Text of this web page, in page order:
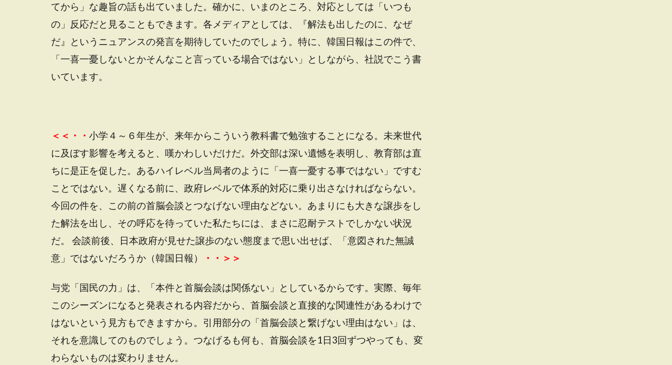
てから」な趣旨の話も出ていました。確かに、いまのところ、対応としては「いつも
の」反応だと見ることもできます。各メディアとしては、『解法も出したのに、なぜ
だ』というニュアンスの発言を期待していたのでしょう。特に、韓国日報はこの件で、
「一喜一憂しないとかそんなこと言っている場合ではない」としながら、社説でこう書
いています。
＜＜・・ 小学４～６年生が、来年からこういう教科書で勉強することになる。未来世代
に及ぼす影響を考えると、嘆かわしいだけだ。外交部は深い遺憾を表明し、教育部は直
ちに是正を促した。あるハイレベル当局者のように「一喜一憂する事ではない」ですむ
ことではない。遅くなる前に、政府レベルで体系的対応に乗り出さなければならない。
今回の件を、この前の首脳会談とつなげない理由などない。あまりにも大きな譲歩をし
た解法を出し、その呼応を待っていた私たちには、まさに忍耐テストでしかない状況
だ。 会談前後、日本政府が見せた譲歩のない態度まで思い出せば、「意図された無誠
意」ではないだろうか（韓国日報）
・・＞＞
与党「国民の力」は、「本件と首脳会談は関係ない」としているからです。実際、毎年
このシーズンになると発表される内容だから、首脳会談と直接的な関連性があるわけで
はないという見方もできますから。引用部分の「首脳会談と繋げない理由はない」は、
それを意識してのものでしょう。つなげるも何も、首脳会談を1日3回ずつやっても、変
わらないものは変わりません。